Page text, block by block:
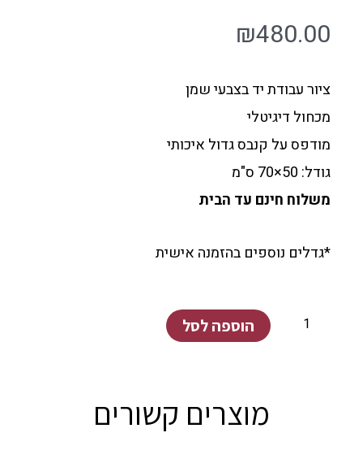
₪480.00
ציור עבודת יד בצבעי שמן
מכחול דיגיטלי
מודפס על קנבס גדול איכותי
גודל: 50×70 ס"מ
משלוח חינם עד הבית
*גדלים נוספים בהזמנה אישית
כמות
הוספה לסל
מוצרים קשורים